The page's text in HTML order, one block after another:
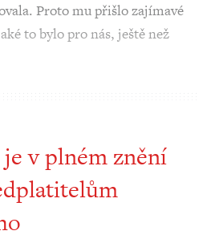
Proto mu přišlo zajímavé
to bylo pro nás, ještě než
v plném znění